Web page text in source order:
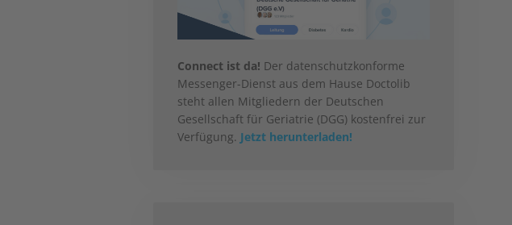
Connect ist da! Der datenschutzkonforme
Messenger-Dienst aus dem Hause Doctolib
steht allen Mitgliedern der Deutschen
Gesellschaft für Geriatrie (DGG) kostenfrei zur
Verfügung. Jetzt herunterladen!